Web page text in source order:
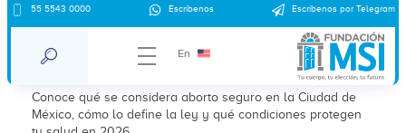
55 5543 0000 Escríbenos Escríbenos por Telegram
En
Aborto seguro en clínica Condesa CDMX:
qué significa y cómo se define legalmente
en 2026
Conoce qué se considera aborto seguro en la Ciudad de
México, cómo lo define la ley y qué condiciones protegen